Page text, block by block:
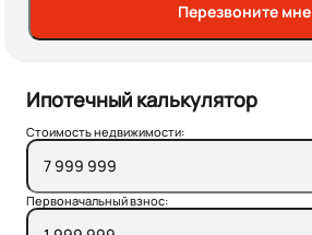
Перезвоните мне
Ипотечный калькулятор
Стоимость недвижимости:
Первоначальный взнос: